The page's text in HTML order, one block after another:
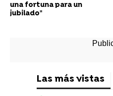
una fortuna para un
jubilado"
Las más vistas